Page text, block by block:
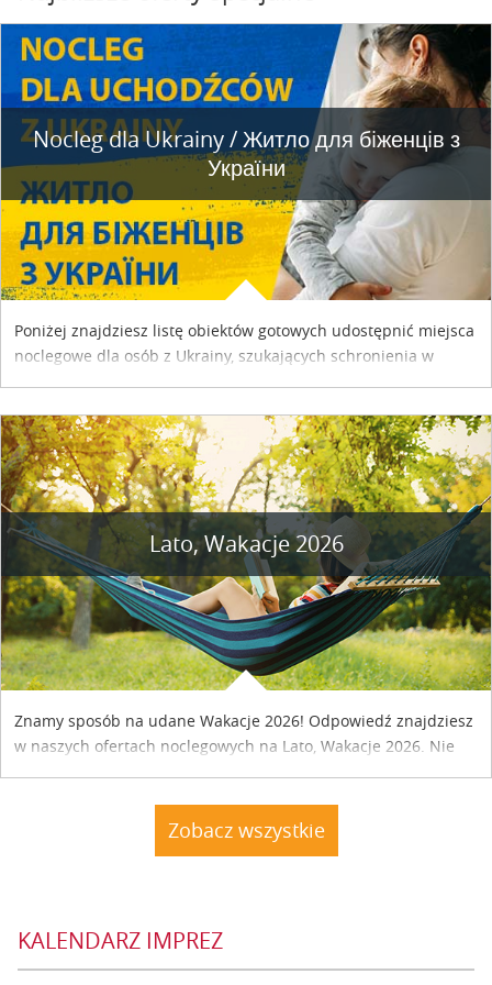
Nocleg dla Ukrainy / Житло для бiженцiв з
України
Poniżej znajdziesz listę obiektów gotowych udostępnić miejsca
noclegowe dla osób z Ukrainy, szukających schronienia w
Lato, Wakacje 2026
Znamy sposób na udane Wakacje 2026! Odpowiedź znajdziesz
w naszych ofertach noclegowych na Lato, Wakacje 2026. Nie
Zobacz wszystkie
KALENDARZ IMPREZ